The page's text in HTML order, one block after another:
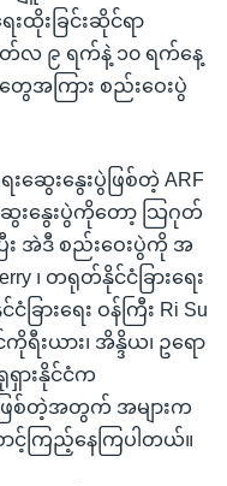
ထိုးခြင်းဆိုင်ရာ
တ်လ ၉ ရက်နဲ့ ၁၀ ရက်နေ့
အကြား စည်းဝေးပွဲ
ေးနွေးပွဲဖြစ်တဲ့ ARF
းနွေးပွဲကိုတော့ သြဂုတ်
ြီး အဲဒီ စည်းဝေးပွဲကို အ
၊ တရုတ်နိုင်ငံခြားရေး
ခြားရေး ဝန်ကြီး Ri Su
ရီးယား၊ အိန္ဒိယ၊ ဥရော
ရှားနိုင်ငံက
စ်တဲ့အတွက် အများက
င့်ကြည့်နေကြပါတယ်။